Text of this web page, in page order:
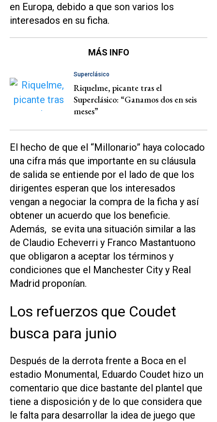
en Europa, debido a que son varios los
interesados en su ficha.
MÁS INFO
Superclásico
Riquelme, picante tras el
Superclásico: “Ganamos dos en seis
meses”
El hecho de que el “Millonario” haya colocado
una cifra más que importante en su cláusula
de salida se entiende por el lado de que los
dirigentes esperan que los interesados
vengan a negociar la compra de la ficha y así
obtener un acuerdo que los beneficie.
Además, se evita una situación similar a las
de Claudio Echeverri y Franco Mastantuono
que obligaron a aceptar los términos y
condiciones que el Manchester City y Real
Madrid proponían.
Los refuerzos que Coudet
busca para junio
Después de la derrota frente a Boca en el
estadio Monumental, Eduardo Coudet hizo un
comentario que dice bastante del plantel que
tiene a disposición y de lo que considera que
le falta para desarrollar la idea de juego que